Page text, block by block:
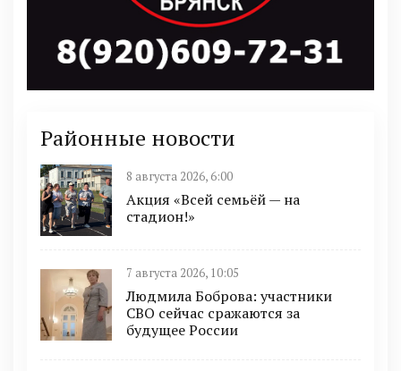
Районные новости
8 августа 2026, 6:00
Акция «Всей семьёй — на
стадион!»
7 августа 2026, 10:05
Людмила Боброва: участники
СВО сейчас сражаются за
будущее России